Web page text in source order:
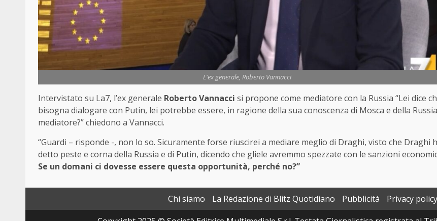
L'ex generale, Roberto Vannacci
Intervistato su La7, l’ex generale Roberto Vannacci si propone come mediatore con la Russia “Lei dice
bisogna dialogare con Putin, lei potrebbe essere, in ragione della sua conoscenza di Mosca e della
mediatore?” chiedono a Vannacci.
“Guardi – risponde -, non lo so. Sicuramente forse riuscirei a mediare meglio di Draghi, visto che Draghi
detto peste e corna della Russia e di Putin, dicendo che gliele avremmo spezzate con le sanzioni
Se un domani ci dovesse essere questa opportunità, perché no?”
Chi siamo La Redazione di Blitz Quotidiano Pubblicità Privacy policy